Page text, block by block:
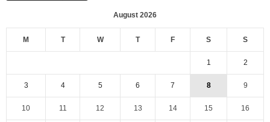
August 2026
M T W T F S S
1 2
3 4 5 6 7 8 9
10 11 12 13 14 15 16